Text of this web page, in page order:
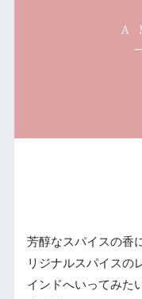
芳醇なスパイスの香
リジナルスパイスの
インドへいってみた